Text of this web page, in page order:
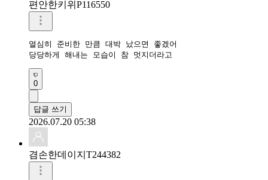
편안한키위P116550
열심히 준비한 만큼 대박 났으면 좋겠어
당당하게 해내는 모습이 참 멋지더라고
0
답글 쓰기
2026.07.20 05:38
겸손한데이지T244382